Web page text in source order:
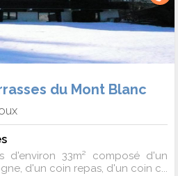
du Mont Blanc
d'environ 33m² composé d'un
d'un coin repas, d'un coin c...